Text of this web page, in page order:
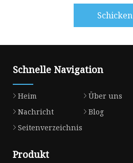
Schicken
Schnelle Navigation
Heim Über uns
Nachricht
Blog
Seitenverzeichnis
Produkt